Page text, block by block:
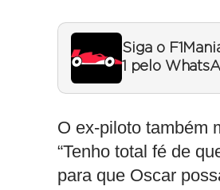
Siga o
1 pelo
O ex-piloto também
“Tenho total fé de
para que Oscar